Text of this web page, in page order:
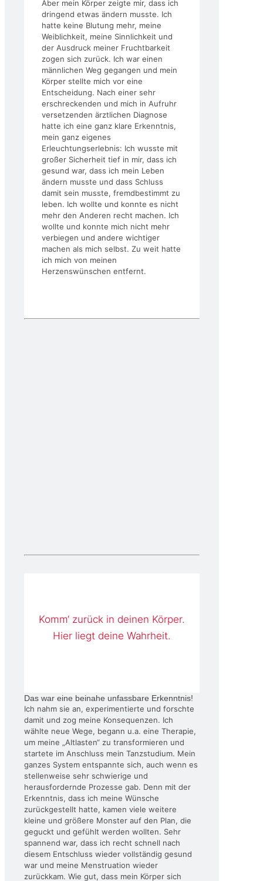
Aber mein Körper zeigte mir, dass ich
dringend etwas ändern musste. Ich
hatte keine Blutung mehr, meine
Weiblichkeit, meine Sinnlichkeit und
der Ausdruck meiner Fruchtbarkeit
zogen sich zurück. Ich war einen
männlichen Weg gegangen und mein
Körper stellte mich vor eine
Entscheidung. Nach einer sehr
erschreckenden und mich in Aufruhr
versetzenden ärztlichen Diagnose
hatte ich eine ganz klare Erkenntnis,
mein ganz eigenes
Erleuchtungserlebnis: Ich wusste mit
großer Sicherheit tief in mir, dass ich
gesund war, dass ich mein Leben
ändern musste und dass Schluss
damit sein musste, fremdbestimmt zu
leben. Ich wollte und konnte es nicht
mehr den Anderen recht machen. Ich
wollte und konnte mich nicht mehr
verbiegen und andere wichtiger
machen als mich selbst. Zu weit hatte
ich mich von meinen
Herzenswünschen entfernt.
Komm‘ zurück in deinen Körper.
Hier liegt deine Wahrheit.
Das war eine beinahe unfassbare Erkenntnis!
Ich nahm sie an, experimentierte und forschte
damit und zog meine Konsequenzen. Ich
wählte neue Wege, begann u.a. eine Therapie,
um meine „Altlasten“ zu transformieren und
startete im Anschluss mein Tanzstudium. Mein
ganzes System entspannte sich, auch wenn es
stellenweise sehr schwierige und
herausfordernde Prozesse gab. Denn mit der
Erkenntnis, dass ich meine Wünsche
zurückgestellt hatte, kamen viele weitere
kleine und größere Monster auf den Plan, die
geguckt und gefühlt werden wollten. Sehr
spannend war, dass ich recht schnell nach
diesem Entschluss wieder vollständig gesund
war und meine Menstruation wieder
zurückkam. Wie gut, dass mein Körper sich